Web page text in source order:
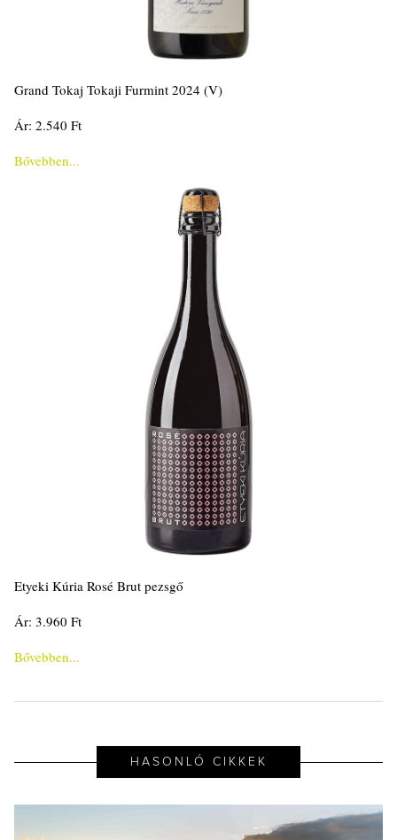
Grand Tokaj Tokaji Furmint 2024 (V)
Ár: 2.540 Ft
Bővebben...
Etyeki Kúria Rosé Brut pezsgő
Ár: 3.960 Ft
Bővebben...
HASONLÓ CIKKEK